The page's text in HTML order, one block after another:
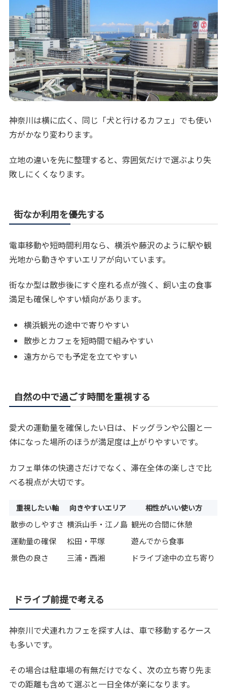
神奈川は横に広く、同じ「犬と行けるカフェ」でも使い
方がかなり変わります。
立地の違いを先に整理すると、雰囲気だけで選ぶより失
敗しにくくなります。
街なか利用を優先する
電車移動や短時間利用なら、横浜や藤沢のように駅や観
光地から動きやすいエリアが向いています。
街なか型は散歩後にすぐ座れる点が強く、飼い主の食事
満足も確保しやすい傾向があります。
横浜観光の途中で寄りやすい
散歩とカフェを短時間で組みやすい
遠方からでも予定を立てやすい
自然の中で過ごす時間を重視する
愛犬の運動量を確保したい日は、ドッグランや公園と一
体になった場所のほうが満足度は上がりやすいです。
カフェ単体の快適さだけでなく、滞在全体の楽しさで比
べる視点が大切です。
重視したい軸 向きやすいエリア 相性がいい使い方
散歩のしやすさ 横浜山手・江ノ島 観光の合間に休憩
運動量の確保
松田・平塚
遊んでから食事
景色の良さ
三浦・西湘 ドライブ途中の立ち寄り
ドライブ前提で考える
神奈川で犬連れカフェを探す人は、車で移動するケース
も多いです。
その場合は駐車場の有無だけでなく、次の立ち寄り先ま
での距離も含めて選ぶと一日全体が楽になります。